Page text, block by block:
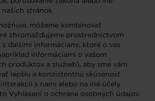
stránok.
môžeme kombinovať
zhromažďujeme prostredníctvom
s ďalšími informáciami, ktoré o vás
informáciami o vašom
produktov a služieb), aby sme vám
lepšiu a konzistentnú skúsenosť
s nami alebo na iné účely
Vyhlásení o ochrane osobných údajov.